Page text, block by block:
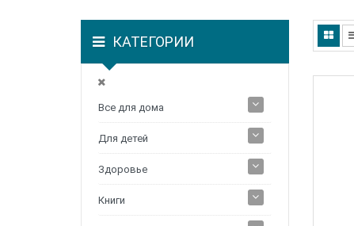
КАТЕГОРИИ
Все для дома
Для детей
Здоровье
Книги